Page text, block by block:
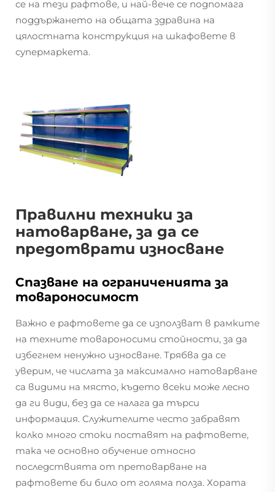
се на тези рафтове, и най-вече се подпомага
поддържането на общата здравина на
цялостната конструкция на шкафовете в
супермаркета.
Правилни техники за
натоварване, за да се
предотврати износване
Спазване на ограниченията за
товароносимост
Важно е рафтовете да се използват в рамките
на техните товароносими стойности, за да
избегнем ненужно износване. Трябва да се
уверим, че числата за максимално натоварване
са видими на място, където всеки може лесно
да ги види, без да се налага да търси
информация. Служителите често забравят
колко много стоки поставят на рафтовете,
така че основно обучение относно
последствията от претоварване на
рафтовете би било от голяма полза. Хората